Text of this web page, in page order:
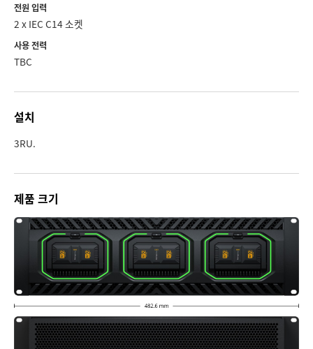
전원 입력
2 x IEC C14 소켓
사용 전력
TBC
설치
3RU.
제품 크기